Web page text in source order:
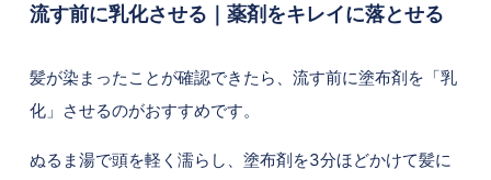
流す前に乳化させる｜薬剤をキレイに落とせる
髪が染まったことが確認できたら、流す前に塗布剤を「乳
化」させるのがおすすめです。
ぬるま湯で頭を軽く濡らし、塗布剤を3分ほどかけて髪に